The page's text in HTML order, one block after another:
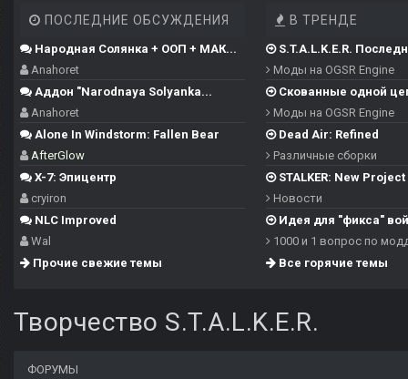
ПОСЛЕДНИЕ ОБСУЖДЕНИЯ
Народная Солянка + ООП + МАК...
Anahoret
Аддон "Narodnaya Solyanka...
Anahoret
Alone In Windstorm: Fallen Bear
AfterGlow
X-7: Эпицентр
cryiron
NLC Improved
Wal
Прочие свежие темы
В ТРЕНДЕ
S.T.A.L.K.E.R.
Моды на OGSR Engine
Скованные одной
Моды на OGSR Engine
Dead Air: Refined
Различные сборки
STALKER: New
Новости
Идея для "фикса"
1000 и 1 вопрос по
Все горячие темы
Творчество S.T.A.L.K.E.R.
ФОРУМЫ